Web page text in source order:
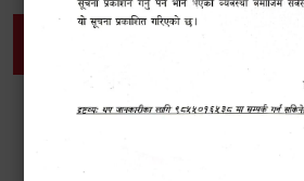
सामाजिक सुरक्षा तथा